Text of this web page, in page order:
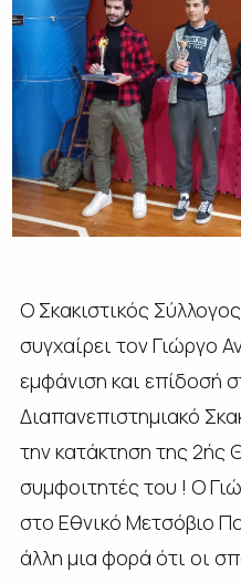
Ο Σκακιστικός
συγχαίρει τον Γιώργο
εμφάνιση και επίδοσή
Διαπανεπιστημιακό
την κατάκτηση της 2ής
συμφοιτητές του ! Ο
στο Εθνικό Μετσόβιο
άλλη μια φορά ότι οι